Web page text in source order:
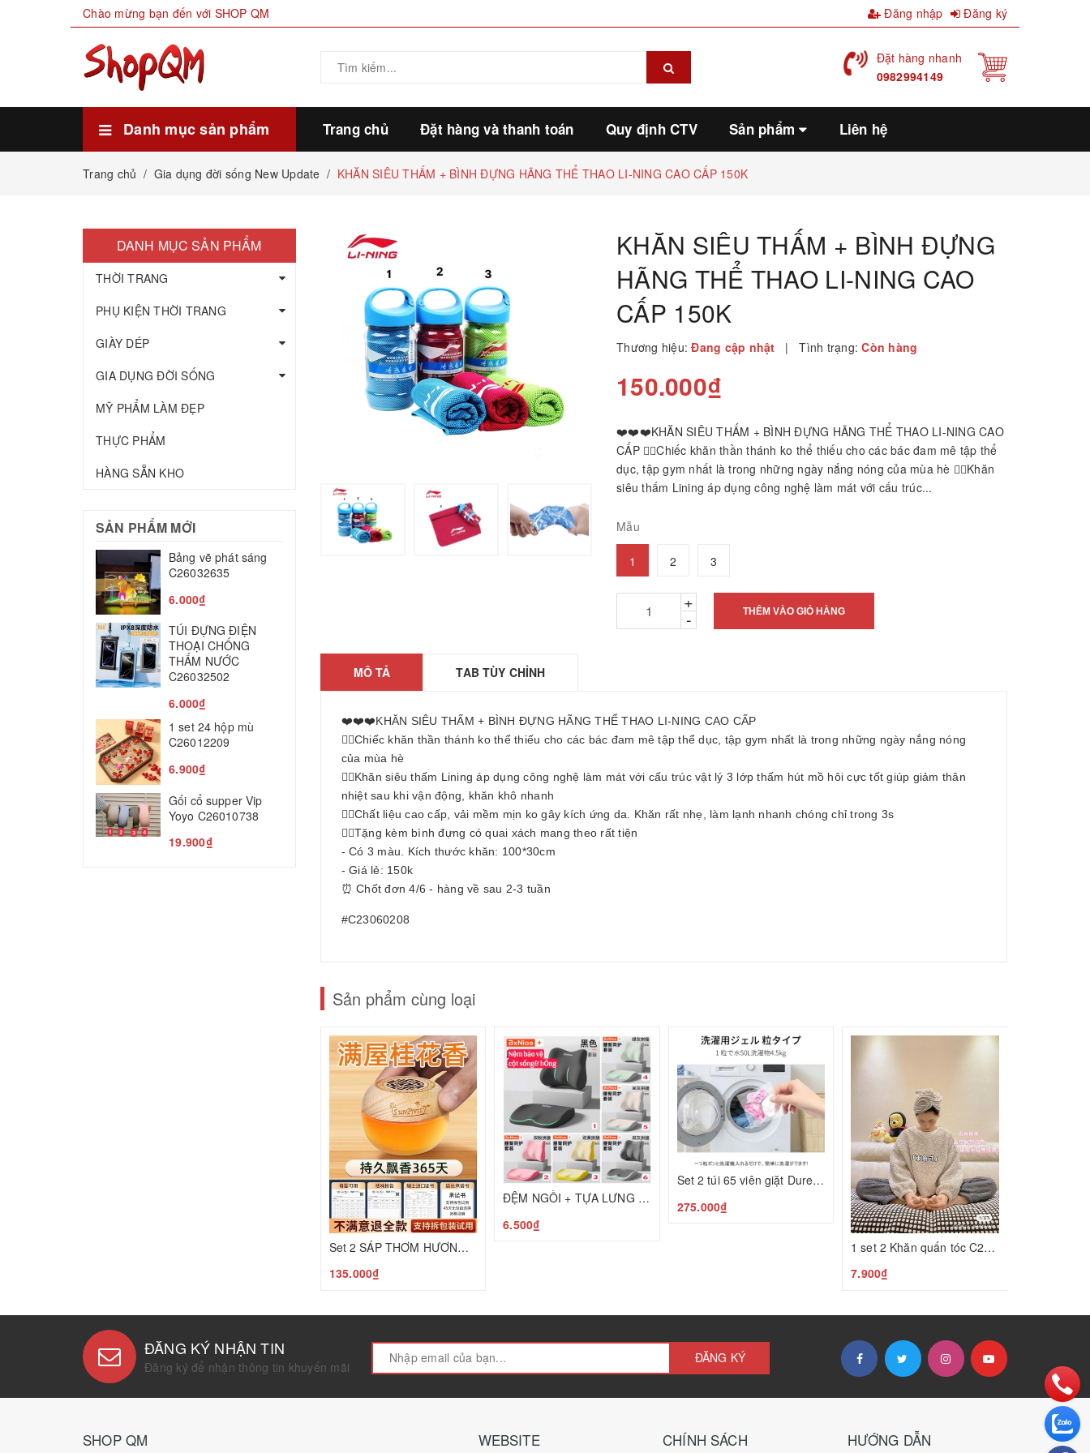
Chào mừng bạn đến với SHOP QM Đăng nhập Đăng ký
Đặt hàng nhanh
0982994149
Danh mục sản phẩm Trang chủ Đặt hàng và thanh toán Quy định CTV Sản phẩm Liên hệ
Trang chủ / Gia dụng đời sống New Update / KHĂN SIÊU THẤM + BÌNH ĐỰNG HÃNG THỂ THAO LI-NING CAO CẤP 150K
KHĂN SIÊU THẤM + BÌNH ĐỰNG
HÃNG THỂ THAO LI-NING CAO
CẤP 150K
Thương hiệu: Đang cập nhật | Tình trạng: Còn hàng
150.000₫
❤️❤️❤️KHĂN SIÊU THẤM + BÌNH ĐỰNG HÃNG THỂ THAO LI-NING CAO
CẤP 👉🏻Chiếc khăn thần thánh ko thể thiếu cho các bác đam mê tập thể
dục, tập gym nhất là trong những ngày nắng nóng của mùa hè 👉🏻Khăn
siêu thấm Lining áp dụng công nghệ làm mát với cấu trúc...
Mẫu
1 2 3
+
- THÊM VÀO GIỎ HÀNG
MÔ TẢ TAB TÙY CHỈNH
❤️❤️❤️KHĂN SIÊU THẤM + BÌNH ĐỰNG HÃNG THỂ THAO LI-NING CAO CẤP
👉🏻Chiếc khăn thần thánh ko thể thiếu cho các bác đam mê tập thể dục, tập gym nhất là trong những ngày nắng nóng
của mùa hè
👉🏻Khăn siêu thấm Lining áp dụng công nghệ làm mát với cấu trúc vật lý 3 lớp thấm hút mồ hôi cực tốt giúp giảm thân
nhiệt sau khi vận động, khăn khô nhanh
👉🏻Chất liệu cao cấp, vải mềm mịn ko gây kích ứng da. Khăn rất nhẹ, làm lạnh nhanh chóng chỉ trong 3s
👉🏻Tặng kèm bình đựng có quai xách mang theo rất tiện
- Có 3 màu. Kích thước khăn: 100*30cm
- Giá lẻ: 150k
⏰ Chốt đơn 4/6 - hàng về sau 2-3 tuần
#C23060208
Sản phẩm cùng loại
Set 2 SÁP THƠM HƯƠNG HOA MỘC T25050601
135.000₫
ĐỆM NGỒI + TỰA LƯNG CAO CẤP BẢO VỆ CỘT SỐNG C25050205
6.500₫
Set 2 túi 65 viên giặt Duree Balle C24120104
275.000₫
1 set 2 Khăn quấn tóc C25022105
7.900₫
DANH MỤC SẢN PHẨM
THỜI TRANG
PHỤ KIỆN THỜI TRANG
GIÀY DÉP
GIA DỤNG ĐỜI SỐNG
MỸ PHẨM LÀM ĐẸP
THỰC PHẨM
HÀNG SẴN KHO
SẢN PHẨM MỚI
Bảng vẽ phát sáng
C26032635
6.000₫
TÚI ĐỰNG ĐIỆN
THOẠI CHỐNG
THẤM NƯỚC
C26032502
6.000₫
1 set 24 hộp mù
C26012209
6.900₫
Gối cổ supper Vip
Yoyo C26010738
19.900₫
TỰ ĐỘNG
T25061806
85.000₫
Lược, búa massage
T25061605
50.000₫
ĐĂNG KÝ NHẬN TIN
Đăng ký để nhận thông tin khuyến mãi
ĐĂNG KÝ
SHOP QM WEBSITE CHÍNH SÁCH HƯỚNG DẪN